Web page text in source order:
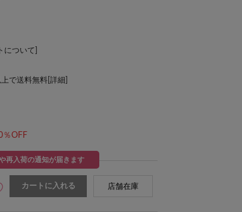
について
で送料無料[ 詳細
％OFF
再入荷の通知が届きます
カートに入れる 店舗在庫